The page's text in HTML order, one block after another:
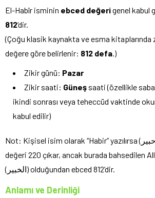
El-Habîr isminin ebced değerigenel kabul
812‘dir.
(Çoğu klasik kaynakta ve esma kitaplarında
değere göre belirlenir: 812 defa .)
Zikir günü: Pazar
Zikir saati: Güneş saati (özellikle
ikindi sonrası veya teheccüd vaktinde
kabul edilir)
Not: Kişisel isim olarak “Habir” yazılırsa (حبير şeklinde) ebced
değeri 220 çıkar, ancak burada bahsedilen
(الخبير) olduğundan ebced 812’dir.
Anlamı ve Derinliği